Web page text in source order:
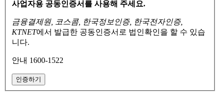
사업자용 공동인증서를 사용해 주세요.
금융결제원, 코스콤, 한국정보인증, 한국전자인증,
KTNET에서 발급한 공동인증서로 법인확인을 할 수 있습
니다.
안내 1600-1522
인증하기